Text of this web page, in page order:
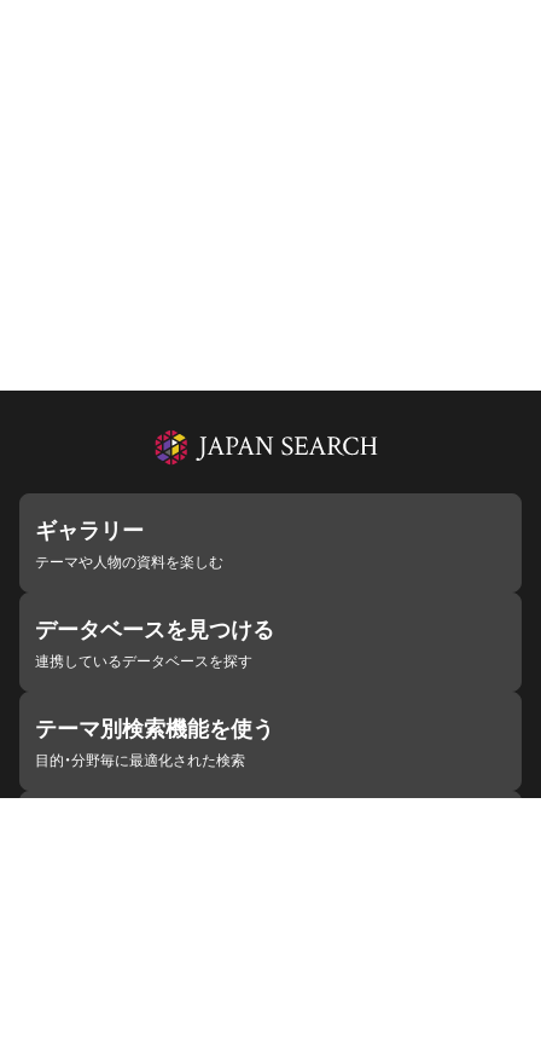
ギャラリー
テーマや人物の資料を楽しむ
データベースを見つける
連携しているデータベースを探す
テーマ別検索機能を使う
目的・分野毎に最適化された検索